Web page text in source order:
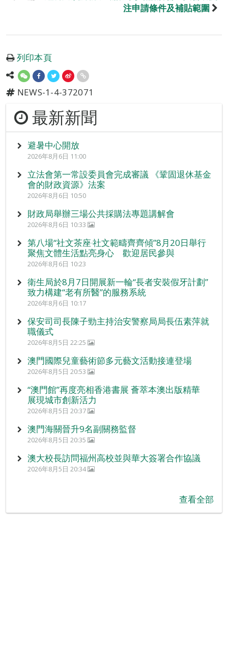
注申請條件及補貼範圍
列印本頁
NEWS-1-4-372071
最新新聞
避暑中心開放
2026年8月6日 11:00
立法會第一常設委員會完成審議 《鞏固退休基金
會的財政資源》法案
2026年8月6日 10:50
財政局舉辦三場公共採購法專題講解會
2026年8月6日 10:33
第八場“社文茶座‧社文範疇齊齊傾”8月20日舉行
聚焦文體生活點亮身心 歡迎居民參與
2026年8月6日 10:23
衛生局於8月7日開展新一輪“長者安裝假牙計劃”
致力構建“老有所醫”的服務系統
2026年8月6日 10:17
保安司司長陳子勁主持治安警察局局長伍素萍就
職儀式
2026年8月5日 22:25
澳門國際兒童藝術節多元藝文活動接連登場
2026年8月5日 20:53
“澳門館”再度亮相香港書展 薈萃本澳出版精華
展現城市創新活力
2026年8月5日 20:37
澳門海關晉升9名副關務監督
2026年8月5日 20:35
澳大校長訪問福州高校並與華大簽署合作協議
2026年8月5日 20:34
查看全部